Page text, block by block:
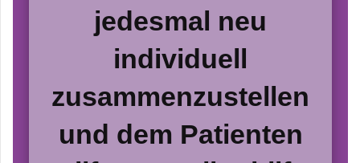
jedesmal neu
individuell
zusammenzustellen
und dem Patienten